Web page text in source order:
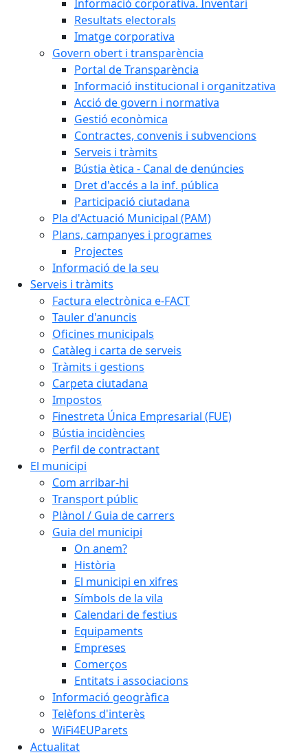
Informació corporativa. Inventari
Resultats electorals
Imatge corporativa
Govern obert i transparència
Portal de Transparència
Informació institucional i organitzativa
Acció de govern i normativa
Gestió econòmica
Contractes, convenis i subvencions
Serveis i tràmits
Bústia ètica - Canal de denúncies
Dret d'accés a la inf. pública
Participació ciutadana
Pla d'Actuació Municipal (PAM)
Plans, campanyes i programes
Projectes
Informació de la seu
Serveis i tràmits
Factura electrònica e-FACT
Tauler d'anuncis
Oficines municipals
Catàleg i carta de serveis
Tràmits i gestions
Carpeta ciutadana
Impostos
Finestreta Única Empresarial (FUE)
Bústia incidències
Perfil de contractant
El municipi
Com arribar-hi
Transport públic
Plànol / Guia de carrers
Guia del municipi
On anem?
Història
El municipi en xifres
Símbols de la vila
Calendari de festius
Equipaments
Empreses
Comerços
Entitats i associacions
Informació geogràfica
Telèfons d'interès
WiFi4EUParets
Actualitat